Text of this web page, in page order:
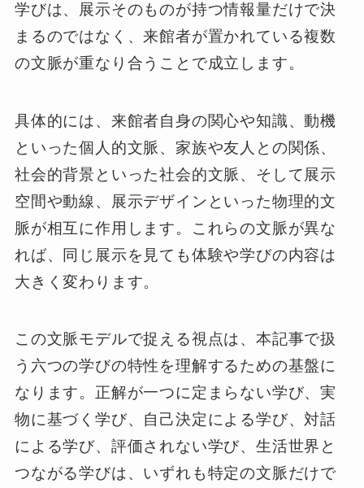
学びは、展示そのものが持つ情報量だけで決
まるのではなく、来館者が置かれている複数
の文脈が重なり合うことで成立します。
具体的には、来館者自身の関心や知識、動機
といった個人的文脈、家族や友人との関係、
社会的背景といった社会的文脈、そして展示
空間や動線、展示デザインといった物理的文
脈が相互に作用します。これらの文脈が異な
れば、同じ展示を見ても体験や学びの内容は
大きく変わります。
この文脈モデルで捉える視点は、本記事で扱
う六つの学びの特性を理解するための基盤に
なります。正解が一つに定まらない学び、実
物に基づく学び、自己決定による学び、対話
による学び、評価されない学び、生活世界と
つながる学びは、いずれも特定の文脈だけで